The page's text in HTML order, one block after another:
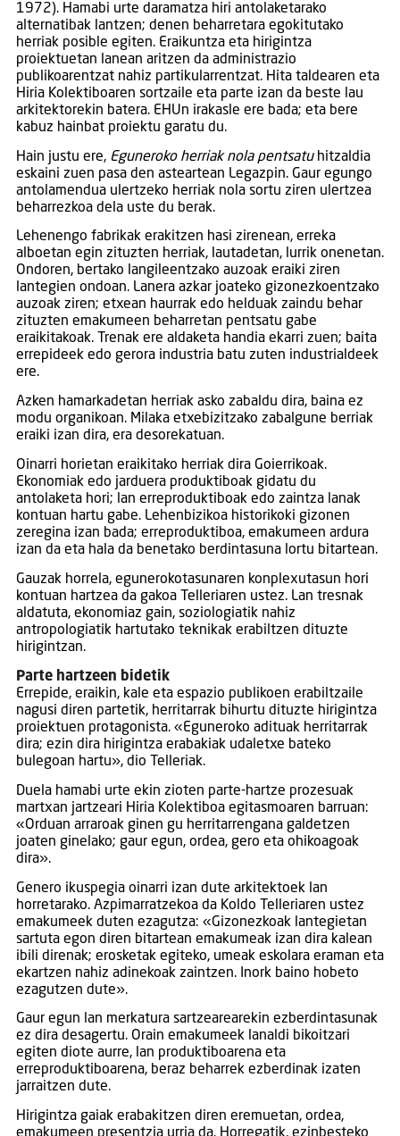
1972). Hamabi urte daramatza hiri antolaketarako
alternatibak lantzen; denen beharretara egokitutako
herriak posible egiten. Eraikuntza eta hirigintza
proiektuetan lanean aritzen da administrazio
publikoarentzat nahiz partikularrentzat. Hita taldearen eta
Hiria Kolektiboaren sortzaile eta parte izan da beste lau
arkitektorekin batera. EHUn irakasle ere bada; eta bere
kabuz hainbat proiektu garatu du.
Hain justu ere, Eguneroko herriak nola pentsatuhitzaldia
eskaini zuen pasa den asteartean Legazpin. Gaur egungo
antolamendua ulertzeko herriak nola sortu ziren ulertzea
beharrezkoa dela uste du berak.
Lehenengo fabrikak erakitzen hasi zirenean, erreka
alboetan egin zituzten herriak, lautadetan, lurrik onenetan.
Ondoren, bertako langileentzako auzoak eraiki ziren
lantegien ondoan. Lanera azkar joateko gizonezkoentzako
auzoak ziren; etxean haurrak edo helduak zaindu behar
zituzten emakumeen beharretan pentsatu gabe
eraikitakoak. Trenak ere aldaketa handia ekarri zuen; baita
errepideek edo gerora industria batu zuten industrialdeek
ere.
Azken hamarkadetan herriak asko zabaldu dira, baina ez
modu organikoan. Milaka etxebizitzako zabalgune berriak
eraiki izan dira, era desorekatuan.
Oinarri horietan eraikitako herriak dira Goierrikoak.
Ekonomiak edo jarduera produktiboak gidatu du
antolaketa hori; lan erreproduktiboak edo zaintza lanak
kontuan hartu gabe. Lehenbizikoa historikoki gizonen
zeregina izan bada; erreproduktiboa, emakumeen ardura
izan da eta hala da benetako berdintasuna lortu bitartean.
Gauzak horrela, egunerokotasunaren konplexutasun hori
kontuan hartzea da gakoa Telleriaren ustez. Lan tresnak
aldatuta, ekonomiaz gain, soziologiatik nahiz
antropologiatik hartutako teknikak erabiltzen dituzte
hirigintzan.
Parte hartzeen bidetik
Errepide, eraikin, kale eta espazio publikoen erabiltzaile
nagusi diren partetik, herritarrak bihurtu dituzte hirigintza
proiektuen protagonista. «Eguneroko adituak herritarrak
dira; ezin dira hirigintza erabakiak udaletxe bateko
bulegoan hartu», dio Telleriak.
Duela hamabi urte ekin zioten parte-hartze prozesuak
martxan jartzeari Hiria Kolektiboa egitasmoaren barruan:
«Orduan arraroak ginen gu herritarrengana galdetzen
joaten ginelako; gaur egun, ordea, gero eta ohikoagoak
dira».
Genero ikuspegia oinarri izan dute arkitektoek lan
horretarako. Azpimarratzekoa da Koldo Telleriaren ustez
emakumeek duten ezagutza: «Gizonezkoak lantegietan
sartuta egon diren bitartean emakumeak izan dira kalean
ibili direnak; erosketak egiteko, umeak eskolara eraman eta
ekartzen nahiz adinekoak zaintzen. Inork baino hobeto
ezagutzen dute».
Gaur egun lan merkatura sartzearearekin ezberdintasunak
ez dira desagertu. Orain emakumeek lanaldi bikoitzari
egiten diote aurre, lan produktiboarena eta
erreproduktiboarena, beraz beharrek ezberdinak izaten
jarraitzen dute.
Hirigintza gaiak erabakitzen diren eremuetan, ordea,